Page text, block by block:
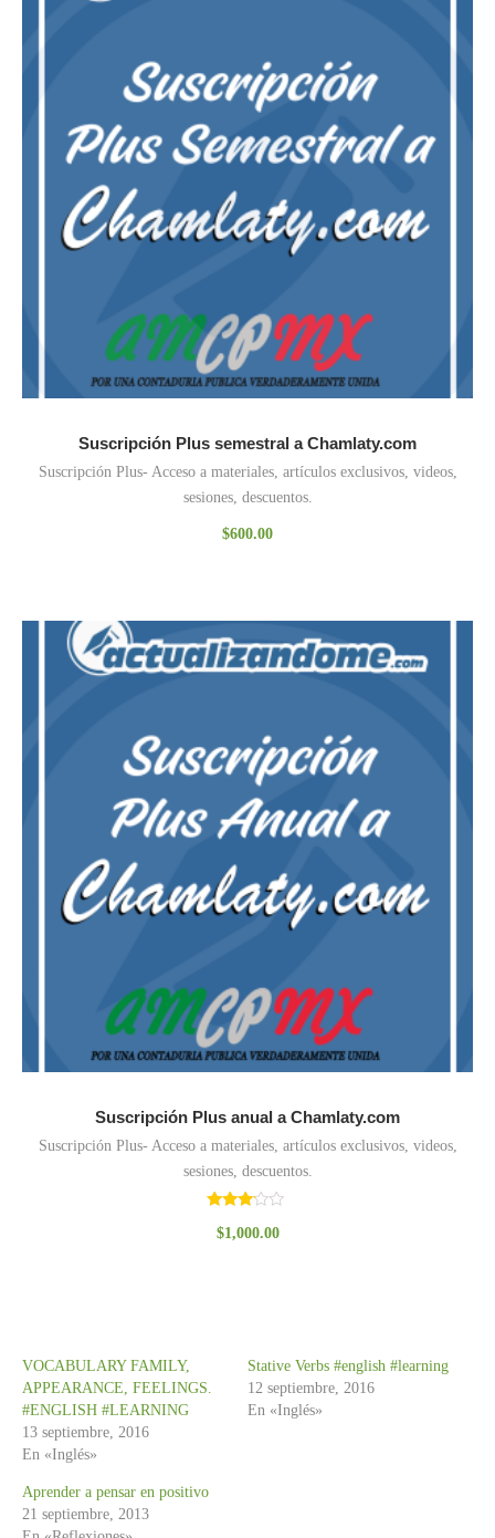
Suscripción Plus semestral a Chamlaty.com
Suscripción Plus- Acceso a materiales, artículos exclusivos, videos,
sesiones, descuentos.
$600.00
Suscripción Plus anual a Chamlaty.com
Suscripción Plus- Acceso a materiales, artículos exclusivos, videos,
sesiones, descuentos.
con
$1,000.00
VOCABULARY FAMILY,
APPEARANCE, FEELINGS.
#ENGLISH #LEARNING
13 septiembre, 2016
En «Inglés»
Stative Verbs #english #learning
12 septiembre, 2016
En «Inglés»
Aprender a pensar en positivo
21 septiembre, 2013